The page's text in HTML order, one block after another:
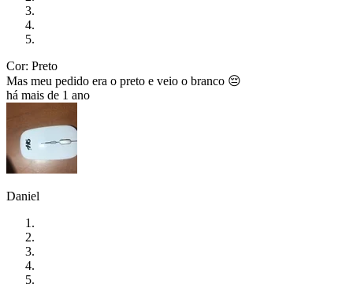
Cor: Preto
Mas meu pedido era o preto e veio o branco 😔
há mais de 1 ano
Daniel